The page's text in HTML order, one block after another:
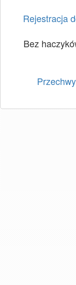
Rejestracja
Bez